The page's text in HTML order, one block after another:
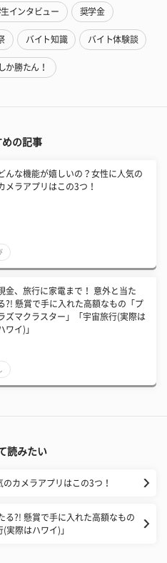
インタビュー 奨学金
バイト知識 バイト体験談
か勝たん！
めの記事
んな機能が嬉しいの？女性に人気の
メラアプリはこの3つ！
金、旅行に家電まで！ 意外と当た
?! 懸賞で手に入れた高額なもの「プ
ズマクラスター」「宇宙旅行(実際は
ワイ)」
読みたい
カメラアプリはこの3つ！
る?! 懸賞で手に入れた高額なもの
実際はハワイ)」